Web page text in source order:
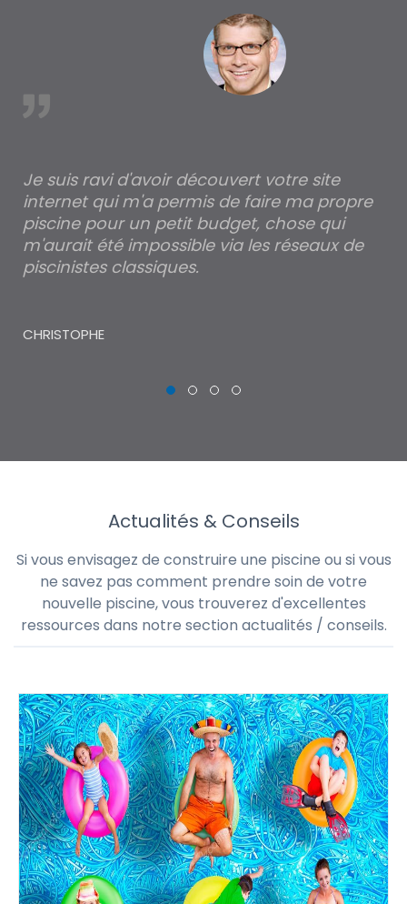
Je suis ravi d'avoir découvert votre site
internet qui m'a permis de faire ma propre
piscine pour un petit budget, chose qui
m'aurait été impossible via les réseaux de
piscinistes classiques.
CHRISTOPHE
Actualités & Conseils
Si vous envisagez de construire une piscine ou si vous
ne savez pas comment prendre soin de votre
nouvelle piscine, vous trouverez d'excellentes
ressources dans notre section actualités / conseils.